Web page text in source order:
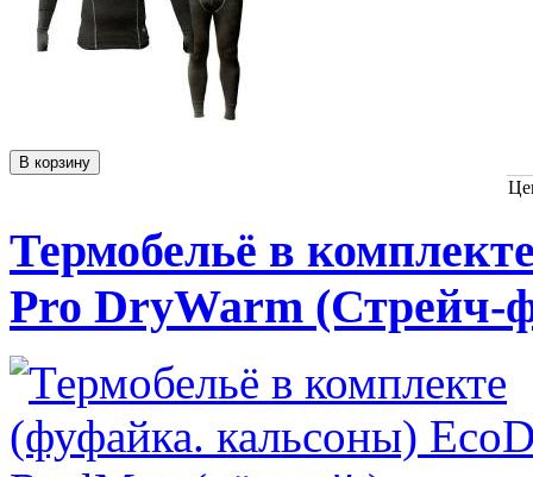
Термобельё в
Pro DryWarm (Стрейч-